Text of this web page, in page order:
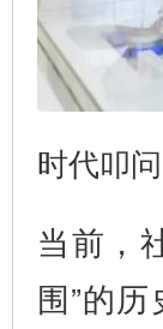
时代叩
当前，
围”的